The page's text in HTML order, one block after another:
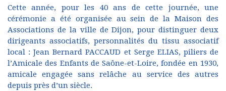
Cette année, pour les 40 ans de cette journée, une
cérémonie a été organisée au sein de la Maison des
Associations de la ville de Dijon, pour distinguer deux
dirigeants associatifs, personnalités du tissu associatif
local : Jean Bernard PACCAUD et Serge ELIAS, piliers de
l’Amicale des Enfants de Saône-et-Loire, fondée en 1930,
amicale engagée sans relâche au service des autres
depuis près d’un siècle.